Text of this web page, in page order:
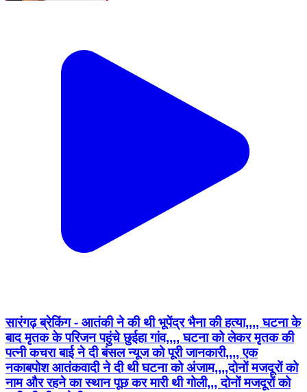
सारंगढ़ ब्रेकिंग - आतंकी ने की थी भूपेंद्र भैना की हत्या,,,, घटना के
बाद मृतक के परिजन पहुंचे छुईहा गांव,,,, घटना को लेकर मृतक की
पत्नी कचरा बाई ने दी बंसल न्यूज को पूरी जानकारी,,,, एक
नकाबपोश आतंकवादी ने दी थी घटना को अंजाम,,,,दोनों मजदूरों को
नाम और रहने का स्थान पूछ कर मारी थी गोली,,, दोनों मजदूरों को